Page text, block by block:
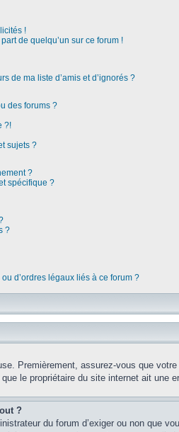
!
de quelqu’un sur ce forum !
de ma liste d’amis et d’ignorés ?
des forums ?
?!
sujets ?
?
spécifique ?
?
d’ordres légaux liés à ce forum ?
Premièrement, assurez-vous que
le propriétaire du site internet ait une
?
du forum d’exiger ou non que